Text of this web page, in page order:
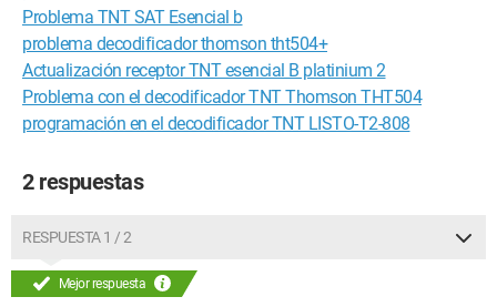
Problema TNT SAT Esencial b
problema decodificador thomson tht504+
Actualización receptor TNT esencial B platinium 2
Problema con el decodificador TNT Thomson THT504
programación en el decodificador TNT LISTO-T2-808
2 respuestas
RESPUESTA 1 / 2
Mejor respuesta